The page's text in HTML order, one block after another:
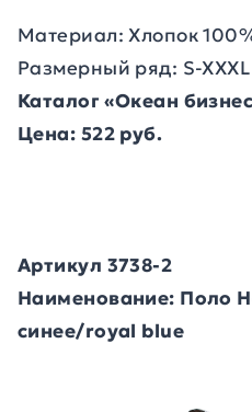
Материал: Хлопок
Размерный ряд: S-XXXL
Каталог «Океан
Цена: 522 руб.
Артикул 3738-2
Наименование: Поло
синее/royal blue